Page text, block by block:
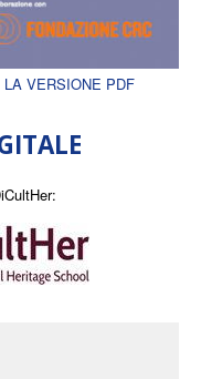
VERSIONE PDF